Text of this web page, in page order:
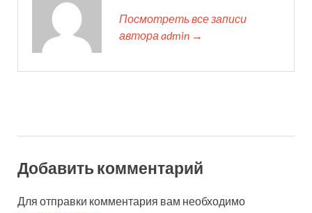
Посмотреть все записи
автора admin →
Добавить комментарий
Для отправки комментария вам необходимо